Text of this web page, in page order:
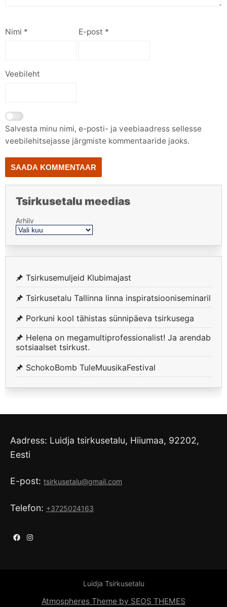
Nimi * E-post *
Veebileht
Salvesta minu nimi, e-posti- ja veebiaadress sellesse
veebilehitsejasse järgmiste kommentaaride jaoks.
Tsirkusetalu meedias
Arhiiv
Tsirkusemuljeid Klubimajast
Tsirkusetalu Tallinna linna inspiratsiooniseminaril
Porkuni kool tähistas sünnipäeva tsirkusega
Helena on megamultiprofessionalist! Ja arendab
sotsiaalset tsirkust.
SchokoBomb TuleMuusikaFestival
Aadress: Luidja tsirkusetalu, Hiiumaa, 92202,
Eesti
E-post: tsirkusetalu@gmail.com
Telefon: +3725024163
Facebook
Luidja Tsirkusetalu
Atmospheres Theme by SEOS THEMES